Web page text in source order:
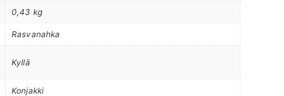
0,43 kg
Rasvanahka
Kyllä
Konjakki